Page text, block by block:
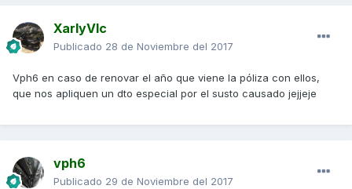
XarlyVlc
Publicado 28 de Noviembre del 2017
Vph6 en caso de renovar el año que viene la póliza con ellos,
que nos apliquen un dto especial por el susto causado jejjeje
vph6
Publicado 29 de Noviembre del 2017